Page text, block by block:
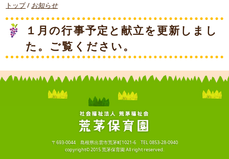
トップ/ お知らせ
１月の行事予定と献立を更新しまし
た。ご覧ください。
〒693-0044 島根県出雲市荒茅町1021-6 TEL 0853-28-0940
copyright© 2015 荒茅保育園 All right reserved.